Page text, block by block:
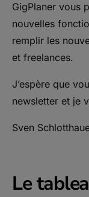
GigPlaner vous
nouvelles
remplir les
et freelances.
J’espère que
newsletter et je
Sven
Le